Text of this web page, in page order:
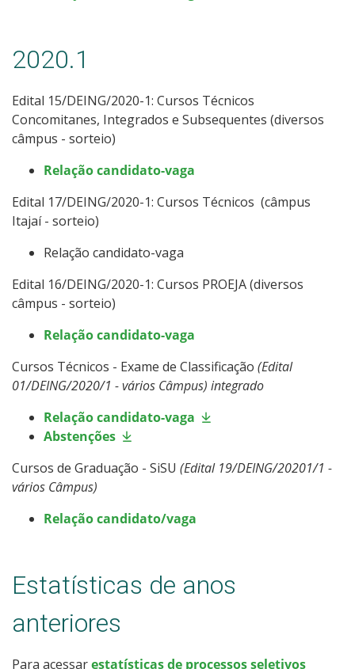
2020.1
Edital 15/DEING/2020-1: Cursos Técnicos
Concomitanes, Integrados e Subsequentes (diversos
câmpus - sorteio)
Relação candidato-vaga
Edital 17/DEING/2020-1: Cursos Técnicos (câmpus
Itajaí - sorteio)
Relação candidato-vaga
Edital 16/DEING/2020-1: Cursos PROEJA (diversos
câmpus - sorteio)
Relação candidato-vaga
Cursos Técnicos - Exame de Classificação (Edital
01/DEING/2020/1 - vários Câmpus) integrado
Relação candidato-vaga
Abstenções
Cursos de Graduação - SiSU (Edital 19/DEING/20201/1 -
vários Câmpus)
Relação candidato/vaga
Estatísticas de anos
anteriores
Para acessarestatísticas de processos seletivos